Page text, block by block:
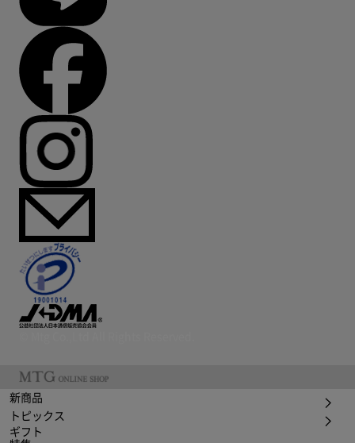
新商品
トピックス
ギフト